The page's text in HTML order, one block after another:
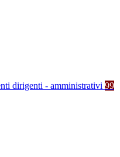
dirigenti - amministrativi 99